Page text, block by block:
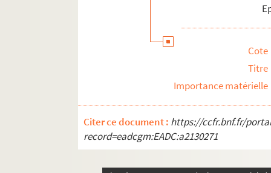
Cote
Titre
Importance matérielle
Citer ce document : https://ccfr.bnf.fr/
record=eadcgm:EADC:a2130271